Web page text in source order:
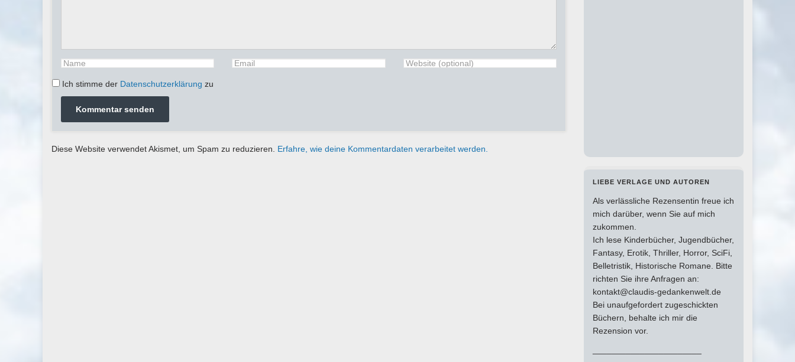
Ich stimme der Datenschutzerklärung zu
Diese Website verwendet Akismet, um Spam zu reduzieren. Erfahre, wie deine Kommentardaten verarbeitet werden.
LIEBE VERLAGE UND AUTOREN
Als verlässliche Rezensentin freue ich
mich darüber, wenn Sie auf mich
zukommen.
Ich lese Kinderbücher, Jugendbücher,
Fantasy, Erotik, Thriller, Horror, SciFi,
Belletristik, Historische Romane. Bitte
richten Sie ihre Anfragen an:
kontakt@claudis-gedankenwelt.de
Bei unaufgefordert zugeschickten
Büchern, behalte ich mir die
Rezension vor.